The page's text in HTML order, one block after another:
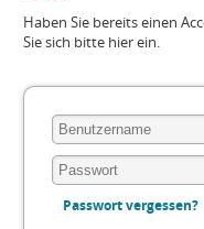
Haben Sie bereits einen
Sie sich bitte hier ein.
Passwort vergessen?